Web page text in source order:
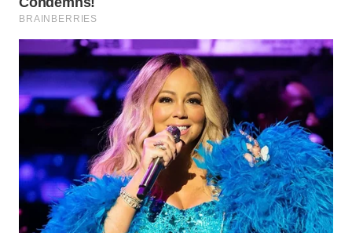
UMKM
WAHANA
SELEB
WAHANA
WAHANA
OTOMOTIF
WAHANA